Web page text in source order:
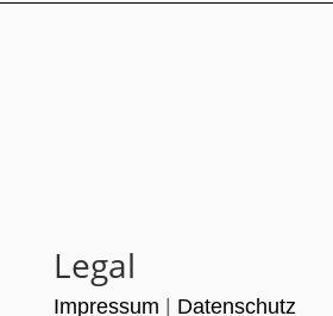
Legal
Impressum | Datenschutz